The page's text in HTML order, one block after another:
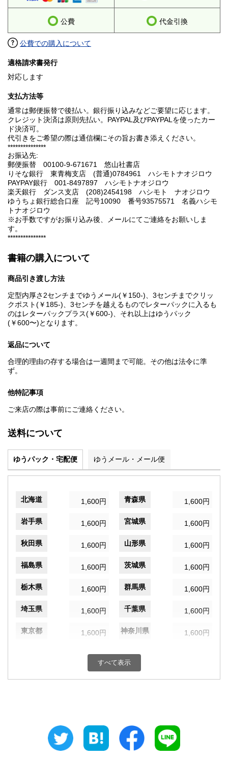
公費 代金引換
公費での購入について
適格請求書発行
対応します
支払方法等
通常は郵便振替で後払い。銀行振り込みなどご要望に応じます。
クレジット決済は原則先払い。PAYPAL及びPAYPALを使ったカー
ド決済可。
代引きをご希望の際は通信欄にその旨お書き添えください。
***************
お振込先:
郵便振替 00100-9-671671 悠山社書店
りそな銀行 東青梅支店 (普通)0784961 ハシモトナオジロウ
PAYPAY銀行 001-8497897 ハシモトナオジロウ
楽天銀行 ダンス支店 (208)2454198 ハシモト ナオジロウ
ゆうちょ銀行総合口座 記号10090 番号93575571 名義ハシモ
トナオジロウ
※お手数ですがお振り込み後、メールにてご連絡をお願いしま
す。
***************
書籍の購入について
商品引き渡し方法
定型内厚さ2センチまでゆうメール(￥150-)、3センチまでクリッ
クポスト(￥185-)、3センチを越えるものでレターパックに入るも
のはレターパックプラス(￥600-)、それ以上はゆうパック
(￥600〜)となります。
返品について
合理的理由の存する場合は一週間まで可能。その他は法令に準
ず。
他特記事項
ご来店の際は事前にご連絡ください。
送料について
ゆうパック・宅配便 ゆうメール・メール便
北海道 1,600円 青森県 1,600円
岩手県 1,600円 宮城県 1,600円
秋田県 1,600円 山形県 1,600円
福島県 1,600円 茨城県 1,600円
栃木県 1,600円 群馬県 1,600円
埼玉県 1,600円 千葉県 1,600円
東京都 1,600円 神奈川県 1,600円
1,600円 富山県
1,600円 三重県
すべて表示